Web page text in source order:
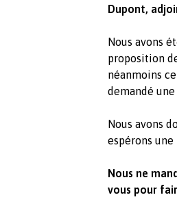
Dupont,
Nous avons
proposition
néanmoins
demandé
Nous avons
espérons une
Nous ne
vous pour